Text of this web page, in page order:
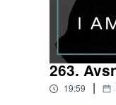
263.
19:59 |